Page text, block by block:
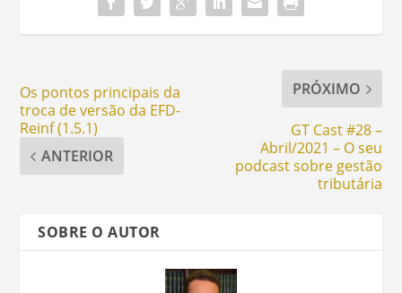
Os pontos principais da
troca de versão da EFD-
Reinf (1.5.1)
ANTERIOR
PRÓXIMO
GT Cast #28 –
Abril/2021 – O seu
podcast sobre gestão
tributária
SOBRE O AUTOR